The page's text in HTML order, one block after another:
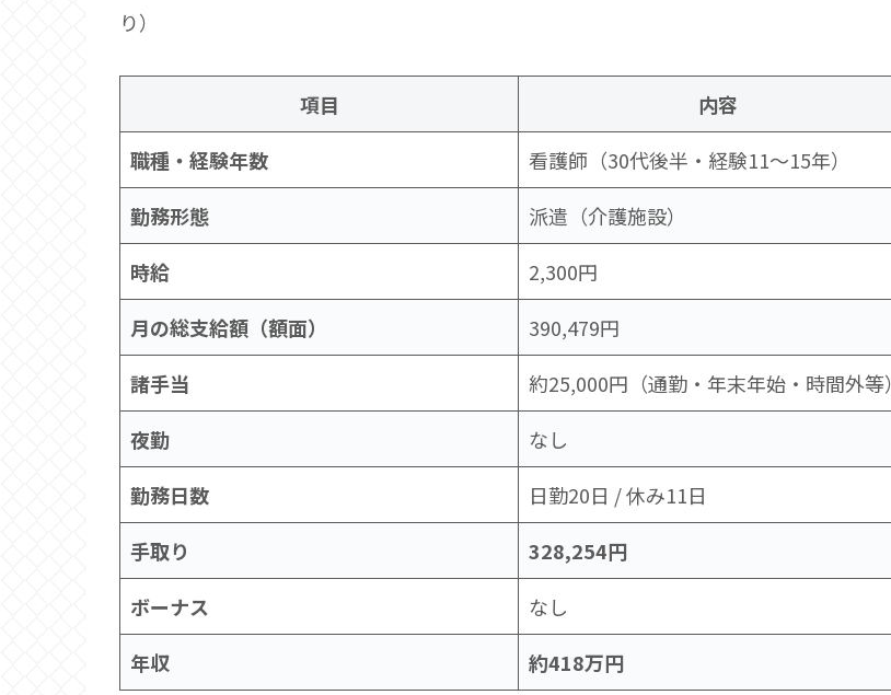
り）
項目
内容
職種・経験年数
看護師（30代後半・経験11〜15年）
勤務形態
派遣（介護施設）
時給
2,300円
月の総支給額（額面）
390,479円
諸手当
約25,000円（通勤・年末年始・時間外等）
夜勤
なし
勤務日数
日勤20日 / 休み11日
手取り
328,254円
ボーナス
なし
年収
約418万円